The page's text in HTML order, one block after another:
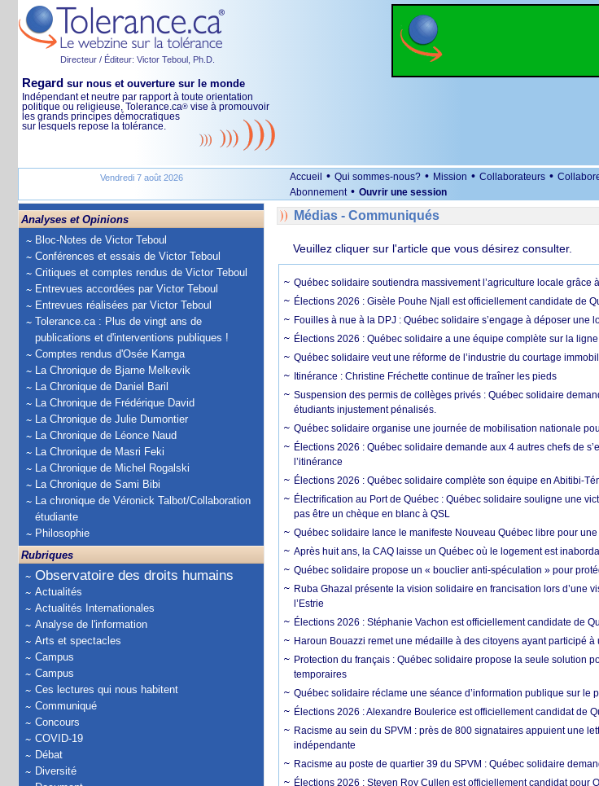
Directeur / Éditeur: Victor Teboul, Ph.D.
Regard sur nous et ouverture sur le monde
Indépendant et neutre par rapport à toute orientation
politique ou religieuse, Tolerance.ca® vise à promouvoir
les grands principes démocratiques
sur lesquels repose la tolérance.
Vendredi 7 août 2026 Accueil • Qui sommes-nous? • Mission • Collaborateurs •
Abonnement • Ouvrir une session
Analyses et Opinions
Bloc-Notes de Victor Teboul
Conférences et essais de Victor Teboul
Critiques et comptes rendus de Victor Teboul
Entrevues accordées par Victor Teboul
Entrevues réalisées par Victor Teboul
Tolerance.ca : Plus de vingt ans de
publications et d'interventions publiques !
Comptes rendus d'Osée Kamga
La Chronique de Bjarne Melkevik
La Chronique de Daniel Baril
La Chronique de Frédérique David
La Chronique de Julie Dumontier
La Chronique de Léonce Naud
La Chronique de Masri Feki
La Chronique de Michel Rogalski
La Chronique de Sami Bibi
La chronique de Véronick Talbot/Collaboration
étudiante
Philosophie
Rubriques
Observatoire des droits humains
Actualités
Actualités Internationales
Analyse de l'information
Arts et spectacles
Campus
Campus
Ces lectures qui nous habitent
Communiqué
Concours
COVID-19
Débat
Diversité
Médias - Communiqués
Veuillez cliquer sur l'article que vous désirez consulter.
Québec solidaire soutiendra massivement l’agriculture locale grâce
Élections 2026 : Gisèle Pouhe Njall est officiellement candidate de
Fouilles à nue à la DPJ : Québec solidaire s’engage à déposer une
Élections 2026 : Québec solidaire a une équipe complète sur la
Québec solidaire veut une réforme de l’industrie du courtage
Itinérance : Christine Fréchette continue de traîner les pieds
Suspension des permis de collèges privés : Québec solidaire
étudiants injustement pénalisés.
Québec solidaire organise une journée de mobilisation nationale
Élections 2026 : Québec solidaire demande aux 4 autres chefs de
l’itinérance
Élections 2026 : Québec solidaire complète son équipe en Abitibi-
Électrification au Port de Québec : Québec solidaire souligne une
pas être un chèque en blanc à QSL
Québec solidaire lance le manifeste Nouveau Québec libre pour
Après huit ans, la CAQ laisse un Québec où le logement est
Québec solidaire propose un « bouclier anti-spéculation » pour
Ruba Ghazal présente la vision solidaire en francisation lors d’une
l’Estrie
Élections 2026 : Stéphanie Vachon est officiellement candidate de
Haroun Bouazzi remet une médaille à des citoyens ayant participé
Protection du français : Québec solidaire propose la seule solution
temporaires
Québec solidaire réclame une séance d’information publique sur le
Élections 2026 : Alexandre Boulerice est officiellement candidat de
Racisme au sein du SPVM : près de 800 signataires appuient une
indépendante
Racisme au poste de quartier 39 du SPVM : Québec solidaire
Élections 2026 : Steven Roy Cullen est officiellement candidat pour